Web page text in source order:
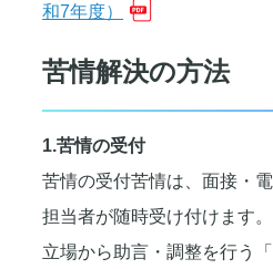
和7年度）
苦情解決の方法
1.苦情の受付
苦情の受付苦情は、面接・
担当者が随時受け付けます
立場から助言・調整を行う